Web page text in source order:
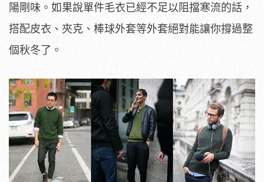
陽剛味。如果說單件毛衣已經不足以阻擋寒流的話，
搭配皮衣、夾克、棒球外套等外套絕對能讓你撐過整
個秋冬了。